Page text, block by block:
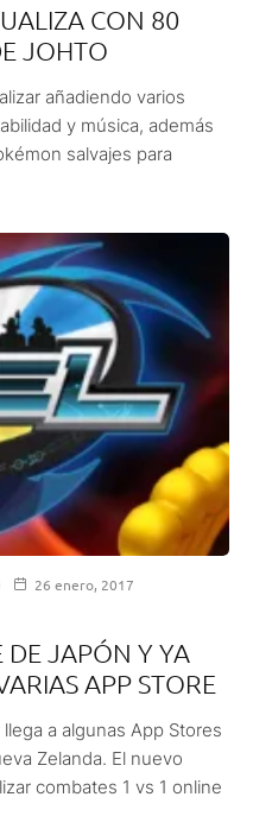
CON 80
JOHTO
añadiendo varios
y música, además
salvajes para
26 enero, 2017
DE JAPÓN Y YA
APP STORE
a algunas App Stores
Zelanda. El nuevo
combates 1 vs 1 online